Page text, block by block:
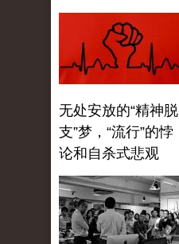
无处安放的“精神脱
支”梦，“流行”的悖
论和自杀式悲观